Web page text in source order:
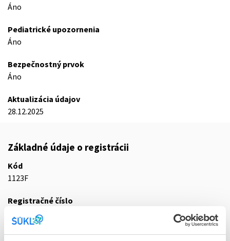
Áno
Pediatrické upozornenia
Áno
Bezpečnostný prvok
Áno
Aktualizácia údajov
28.12.2025
Základné údaje o registrácii
Kód
1123F
Registračné číslo
01/0296/25-S
Doplnok